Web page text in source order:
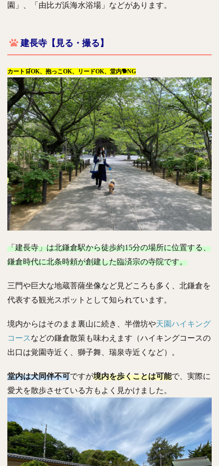
園」、「由比ガ浜海水浴場」などがあります。
建長寺【見る・撮る】
カート🛒OK、抱っこOK、リードOK、堂内🐕NG
「建長寺」は北鎌倉駅から徒歩約15分の場所に位置する、
鎌倉時代に北条時頼が創建した臨済宗の寺院です。
三門や巨大な地蔵菩薩坐像など見どころも多く、北鎌倉を
代表する観光スポットとして知られています。
境内からはそのまま裏山に続き、半僧坊や天園ハイキング
コースなどの鎌倉散策も味わえます（ハイキングコースの
出口は覚園寺近く、獅子舞、瑞泉寺近くなど）。
堂内は犬同伴不可ですが境内を歩くことは可能で、実際に
愛犬を散歩させている方もよく見かけました。